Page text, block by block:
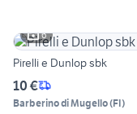
6
Pirelli e Dunlop sbk
10 €
Barberino di Mugello(FI)